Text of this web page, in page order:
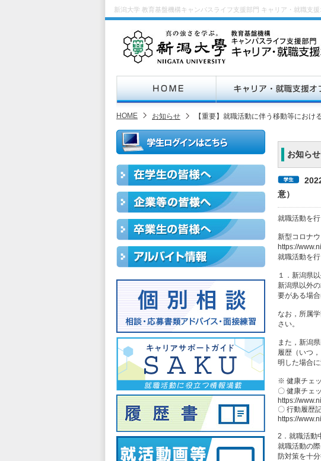
新潟大学 教育基盤機構キャンパスライフ支援部門 キャリア・就職支援
HOME お知らせ 【重要】就職活動に伴う移動等におけ
お知らせ
意）
就職活動を
新型コロナ
https://
就職活動を
１．新潟県
新潟県以外
要がある場
なお，所属
さい。
また，新潟
履歴（いつ
明した場合
※ 健康チェ
〇 健康チェ
https://
〇 行動履歴
https://
2．就職活動
就職活動の
防対策を十